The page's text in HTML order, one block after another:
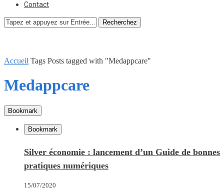
Contact
Recherchez
Accueil Tags Posts tagged with "Medappcare"
Medappcare
Bookmark
Bookmark
Silver économie : lancement d’un Guide de bonnes
pratiques numériques
15/07/2020